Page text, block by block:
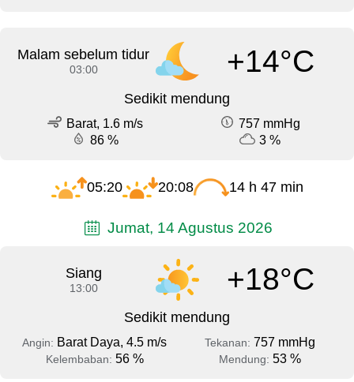
Malam sebelum tidur
03:00 +14°C
Sedikit mendung
Barat, 1.6 m/s
757 mmHg
86 %
3 %
05:20 20:08 14 h 47 min
Jumat, 14 Agustus 2026
Siang
13:00 +18°C
Sedikit mendung
Angin: Barat Daya, 4.5 m/s Tekanan: 757 mmHg
Kelembaban: 56 % Mendung: 53 %